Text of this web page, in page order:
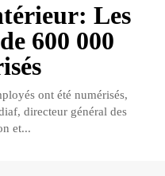
Les
600 000
ont été numérisés,
directeur général des
et...